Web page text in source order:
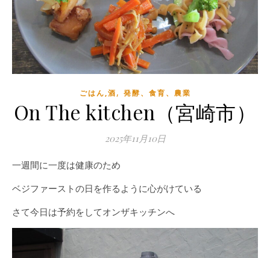
ごはん,酒, 発酵、食育、農業
On The kitchen（宮崎市）
2025年11月10日
一週間に一度は健康のため
ベジファーストの日を作るように心がけている
さて今日は予約をしてオンザキッチンへ